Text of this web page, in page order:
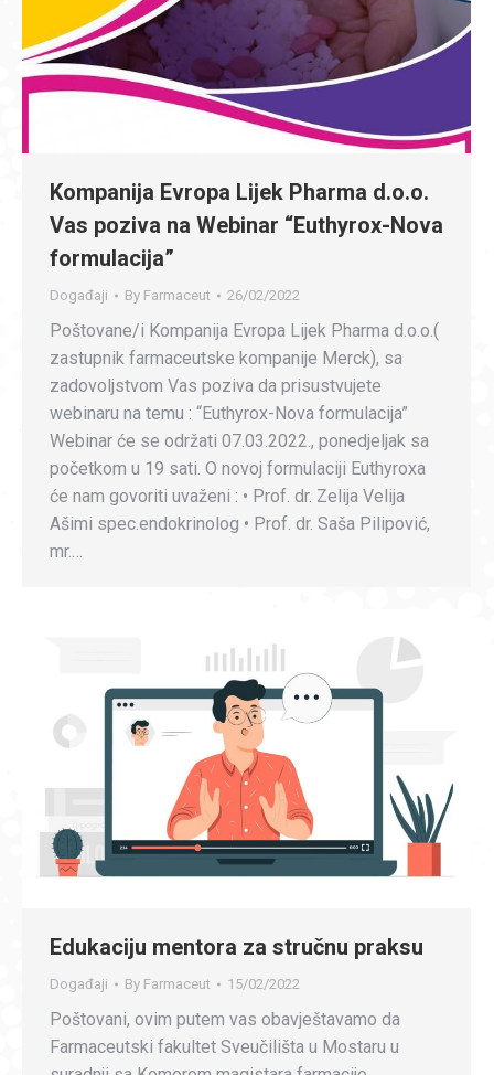
Kompanija Evropa Lijek Pharma d.o.o.
Vas poziva na Webinar “Euthyrox-Nova
formulacija”
Događaji By Farmaceut 26/02/2022
Poštovane/i Kompanija Evropa Lijek Pharma d.o.o.(
zastupnik farmaceutske kompanije Merck), sa
zadovoljstvom Vas poziva da prisustvujete
webinaru na temu : “Euthyrox-Nova formulacija”
Webinar će se održati 07.03.2022., ponedjeljak sa
početkom u 19 sati. O novoj formulaciji Euthyroxa
će nam govoriti uvaženi : • Prof. dr. Zelija Velija
Ašimi spec.endokrinolog • Prof. dr. Saša Pilipović,
mr.…
Edukaciju mentora za stručnu praksu
Događaji By Farmaceut 15/02/2022
Poštovani, ovim putem vas obavještavamo da
Farmaceutski fakultet Sveučilišta u Mostaru u